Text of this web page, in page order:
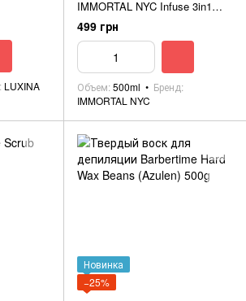
LUXINA
IMMORTAL NYC Infuse 3in1
(шампунь, гель для душа,
кондиционер) 500ml
499 грн
Объем 500ml
Бренд
IMMORTAL NYC
Новинка
−25%